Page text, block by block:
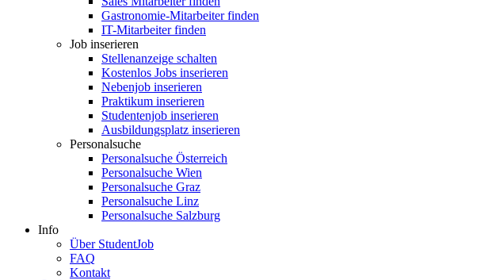
Gastronomie-Mitarbeiter finden
IT-Mitarbeiter finden
Job inserieren
Stellenanzeige schalten
Kostenlos Jobs inserieren
Nebenjob inserieren
Praktikum inserieren
Studentenjob inserieren
Ausbildungsplatz inserieren
Personalsuche
Personalsuche Österreich
Personalsuche Wien
Personalsuche Graz
Personalsuche Linz
Personalsuche Salzburg
Info
Über StudentJob
FAQ
Kontakt